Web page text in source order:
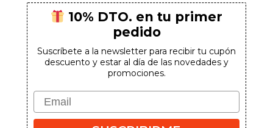
10% DTO. en tu primer
pedido
Suscríbete a la newsletter para recibir tu cupón
descuento y estar al día de las novedades y
promociones.
Email